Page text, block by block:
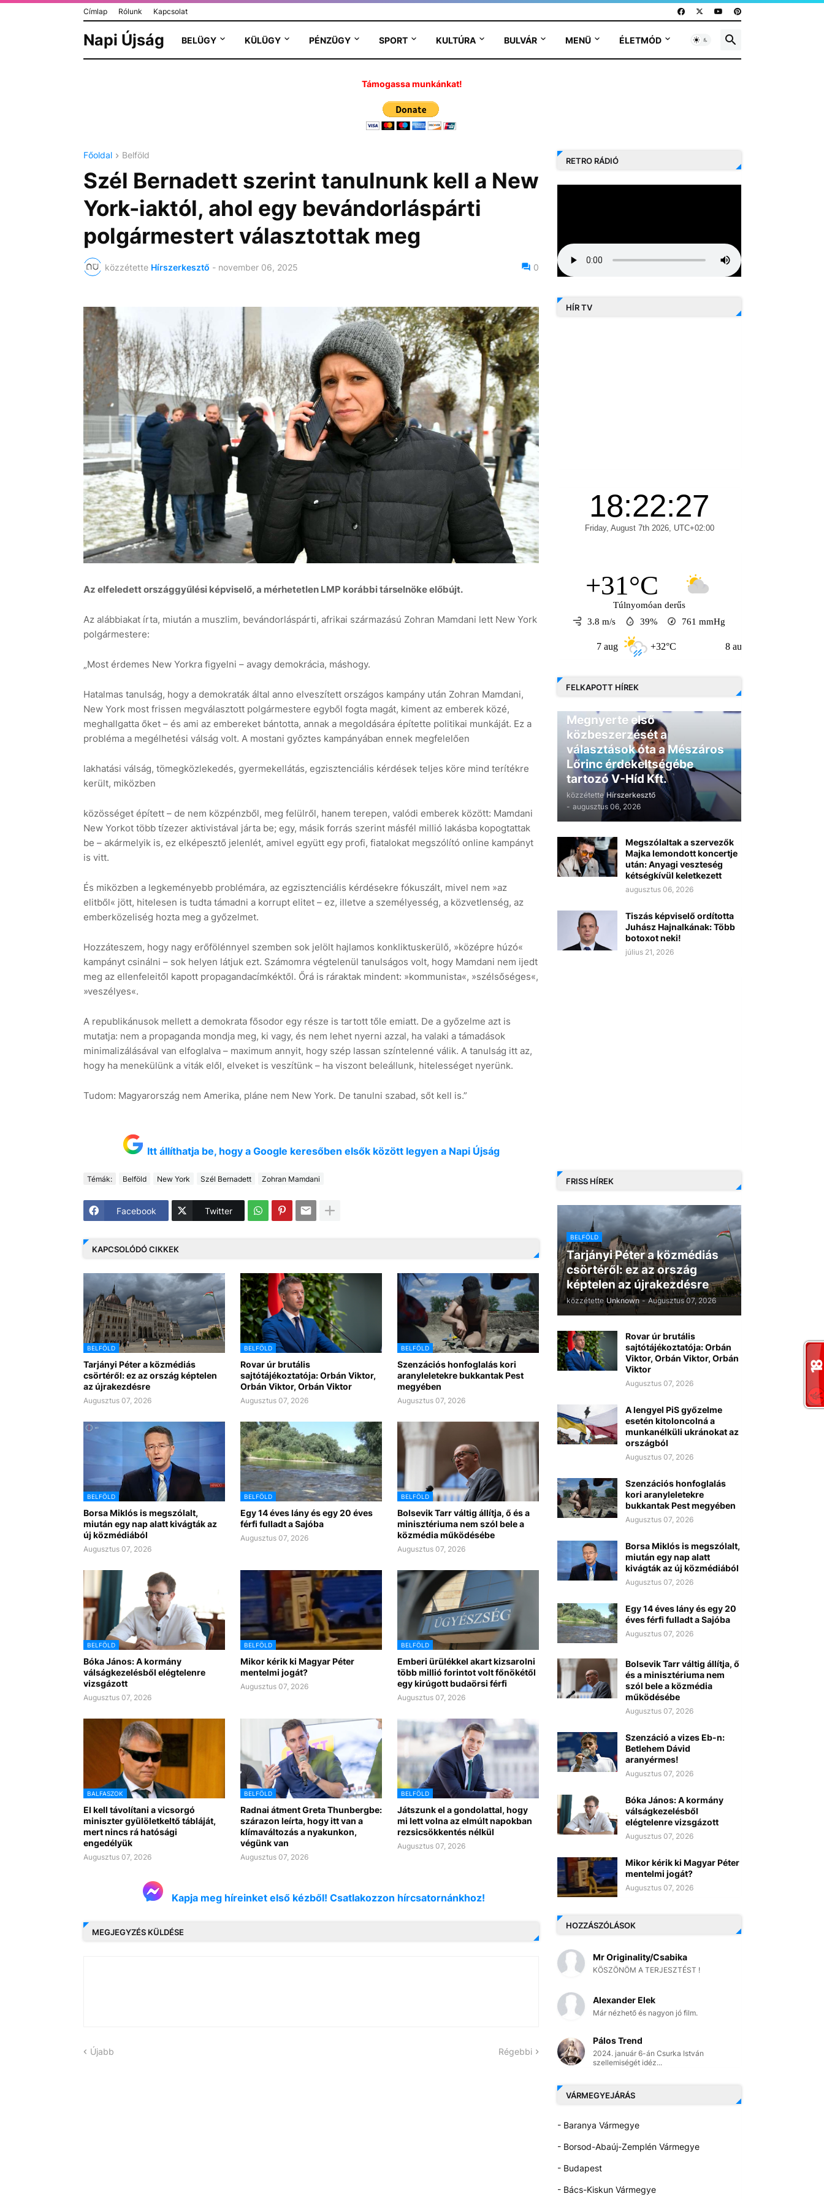
Címlap Rólunk Kapcsolat
Napi Újság BELÜGY KÜLÜGY PÉNZÜGY SPORT KULTÚRA BULVÁR MENÜ ÉLETMÓD
Támogassa munkánkat!
Főoldal Belföld
Szél Bernadett szerint tanulnunk kell a New
York-iaktól, ahol egy bevándorláspárti
polgármestert választottak meg
közzétette Hírszerkesztő - november 06, 2025 0
Az elfeledett országgyűlési képviselő, a mérhetetlen LMP korábbi társelnöke előbújt.
Az alábbiakat írta, miután a muszlim, bevándorláspárti, afrikai származású Zohran Mamdani lett New York
polgármestere:
„Most érdemes New Yorkra figyelni – avagy demokrácia, máshogy.
Hatalmas tanulság, hogy a demokraták által anno elveszített országos kampány után Zohran Mamdani,
New York most frissen megválasztott polgármestere egyből fogta magát, kiment az emberek közé,
meghallgatta őket – és ami az embereket bántotta, annak a megoldására építette politikai munkáját. Ez a
probléma a megélhetési válság volt. A mostani győztes kampányában ennek megfelelően
lakhatási válság, tömegközlekedés, gyermekellátás, egzisztenciális kérdések teljes köre mind terítékre
került, miközben
közösséget épített – de nem közpénzből, meg felülről, hanem terepen, valódi emberek között: Mamdani
New Yorkot több tízezer aktivistával járta be; egy, másik forrás szerint másfél millió lakásba kopogtattak
be – akármelyik is, ez elképesztő jelenlét, amivel együtt egy profi, fiatalokat megszólító online kampányt
is vitt.
És miközben a legkeményebb problémára, az egzisztenciális kérdésekre fókuszált, mivel nem »az
elitből« jött, hitelesen is tudta támadni a korrupt elitet – ez, illetve a személyesség, a közvetlenség, az
emberközeliség hozta meg a győzelmet.
Hozzáteszem, hogy nagy erőfölénnyel szemben sok jelölt hajlamos konkliktuskerülő, »középre húzó«
kampányt csinálni – sok helyen látjuk ezt. Számomra végtelenül tanulságos volt, hogy Mamdani nem ijedt
meg az ellenfeleitől kapott propagandacímkéktől. Őrá is ráraktak mindent: »kommunista«, »szélsőséges«,
»veszélyes«.
A republikánusok mellett a demokrata fősodor egy része is tartott tőle emiatt. De a győzelme azt is
mutatja: nem a propaganda mondja meg, ki vagy, és nem lehet nyerni azzal, ha valaki a támadások
minimalizálásával van elfoglalva – maximum annyit, hogy szép lassan színtelenné válik. A tanulság itt az,
hogy ha menekülünk a viták elől, elveket is veszítünk – ha viszont beleállunk, hitelességet nyerünk.
Tudom: Magyarország nem Amerika, pláne nem New York. De tanulni szabad, sőt kell is.”
Itt állíthatja be, hogy a Google keresőben elsők között legyen a Napi Újság
Témák: Belföld New York Szél Bernadett Zohran Mamdani
Facebook Twitter
KAPCSOLÓDÓ CIKKEK
BELFÖLD
Tarjányi Péter a közmédiás
csörtéről: ez az ország képtelen
az újrakezdésre
Augusztus 07, 2026
BELFÖLD
Rovar úr brutális
sajtótájékoztatója: Orbán Viktor,
Orbán Viktor, Orbán Viktor
Augusztus 07, 2026
BELFÖLD
Szenzációs honfoglalás kori
aranyleletekre bukkantak Pest
megyében
Augusztus 07, 2026
BELFÖLD
Borsa Miklós is megszólalt,
miután egy nap alatt kivágták az
új közmédiából
Augusztus 07, 2026
BELFÖLD
Egy 14 éves lány és egy 20 éves
férfi fulladt a Sajóba
Augusztus 07, 2026
BELFÖLD
Bolsevik Tarr váltig állítja, ő és a
minisztériuma nem szól bele a
közmédia működésébe
Augusztus 07, 2026
BELFÖLD
Bóka János: A kormány
válságkezelésből elégtelenre
vizsgázott
Augusztus 07, 2026
BELFÖLD
Mikor kérik ki Magyar Péter
mentelmi jogát?
Augusztus 07, 2026
BELFÖLD
Emberi ürülékkel akart kizsarolni
több millió forintot volt főnökétől
egy kirúgott budaörsi férfi
Augusztus 07, 2026
BALFASZOK
El kell távolítani a vicsorgó
miniszter gyülöletkeltő tábláját,
mert nincs rá hatósági
engedélyük
Augusztus 07, 2026
BELFÖLD
Radnai átment Greta Thunbergbe:
szárazon leírta, hogy itt van a
klímaváltozás a nyakunkon,
végünk van
Augusztus 07, 2026
BELFÖLD
Játszunk el a gondolattal, hogy
mi lett volna az elmúlt napokban
rezsicsökkentés nélkül
Augusztus 07, 2026
Kapja meg híreinket első kézből! Csatlakozzon hírcsatornánkhoz!
MEGJEGYZÉS KÜLDÉSE
Újabb Régebbi
RETRO RÁDIÓ
HÍR TV
+31°C
Túlnyomóan derűs
3.8 m/s
39% 761 mmHg
+32°C +30°C
FELKAPOTT HÍREK
Megnyerte első
közbeszerzését a
választások óta a Mészáros
Lőrinc érdekeltségébe
tartozó V-Híd Kft.
közzétette Hírszerkesztő
- augusztus 06, 2026
Megszólaltak a szervezők
Majka lemondott koncertje
után: Anyagi veszteség
kétségkívül keletkezett
augusztus 06, 2026
Tiszás képviselő ordította
Juhász Hajnalkának: Több
botoxot neki!
július 21, 2026
FRISS HÍREK
BELFÖLD
Tarjányi Péter a közmédiás
csörtéről: ez az ország
képtelen az újrakezdésre
közzétette Unknown - Augusztus 07, 2026
Rovar úr brutális
sajtótájékoztatója: Orbán
Viktor, Orbán Viktor, Orbán
Viktor
Augusztus 07, 2026
A lengyel PiS győzelme
esetén kitoloncolná a
munkanélküli ukránokat az
országból
Augusztus 07, 2026
Szenzációs honfoglalás
kori aranyleletekre
bukkantak Pest megyében
Augusztus 07, 2026
Borsa Miklós is megszólalt,
miután egy nap alatt
kivágták az új közmédiából
Augusztus 07, 2026
Egy 14 éves lány és egy 20
éves férfi fulladt a Sajóba
Augusztus 07, 2026
Bolsevik Tarr váltig állítja, ő
és a minisztériuma nem
szól bele a közmédia
működésébe
Augusztus 07, 2026
Szenzáció a vizes Eb-n:
Betlehem Dávid
aranyérmes!
Augusztus 07, 2026
Bóka János: A kormány
válságkezelésből
elégtelenre vizsgázott
Augusztus 07, 2026
Mikor kérik ki Magyar Péter
mentelmi jogát?
Augusztus 07, 2026
HOZZÁSZÓLÁSOK
Mr Originality/Csabika
KÖSZÖNÖM A TERJESZTÉST !
Alexander Elek
Már nézhető és nagyon jó film.
Pálos Trend
2024. január 6-án Csurka István
szellemiségét idéz...
VÁRMEGYEJÁRÁS
- Baranya Vármegye
- Borsod-Abaúj-Zemplén Vármegye
- Budapest
- Bács-Kiskun Vármegye